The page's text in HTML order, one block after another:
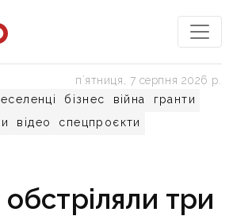
бізнес війна
гранти
відео спецпроєкти
пʼятниця, 7 серпня 2026 р.
обстріляли три